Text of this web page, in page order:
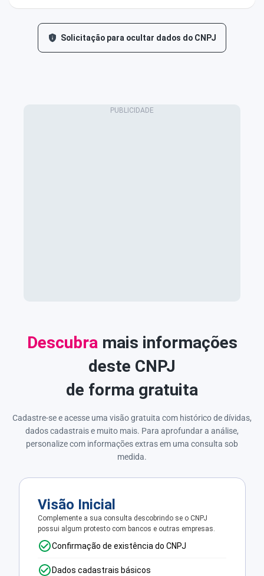
Solicitação para ocultar dados do CNPJ
Descubra mais informações
deste CNPJ
de forma gratuita
Cadastre-se e acesse uma visão gratuita com histórico de dívidas,
dados cadastrais e muito mais. Para aprofundar a análise,
personalize com informações extras em uma consulta sob
medida.
Visão Inicial
Complemente a sua consulta descobrindo se o CNPJ
possui algum protesto com bancos e outras empresas.
Confirmação de existência do CNPJ
Dados cadastrais básicos